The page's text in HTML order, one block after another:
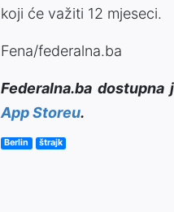
koji će važiti 12 mjeseci.
Fena/federalna.ba
Federalna.ba
App Storeu.
Berlin štrajk